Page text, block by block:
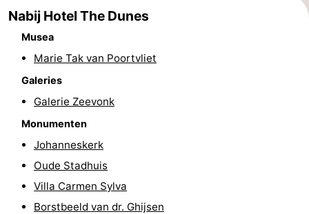
Bowlen
-
centra
Dorpen
Steden
Natuur
Rondleidingen
Sporten
Nabij Hotel The Dunes
Musea
Marie Tak van Poortvliet
Galeries
Galerie Zeevonk
Monumenten
Johanneskerk
Oude Stadhuis
Villa Carmen Sylva
Borstbeeld van dr. Ghijsen